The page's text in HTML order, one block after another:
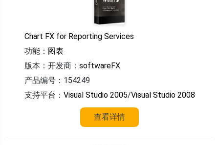
Chart FX for Reporting Services
功能： 图表
版本： 开发商： softwareFX
产品编号：154249
支持平台： Visual Studio 2005/Visual Studio 2008
查看详情